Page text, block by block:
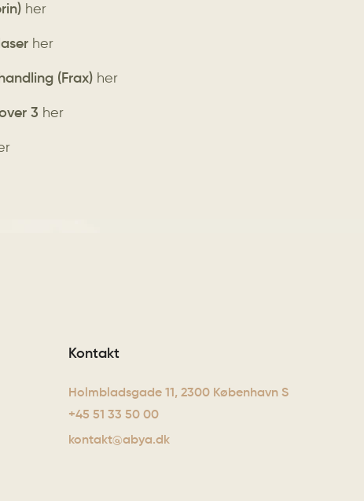
her
her
(Frax) her
3 her
Kontakt
Holmbladsgade 11, 2300 København S
+45 51 33 50 00
kontakt@abya.dk